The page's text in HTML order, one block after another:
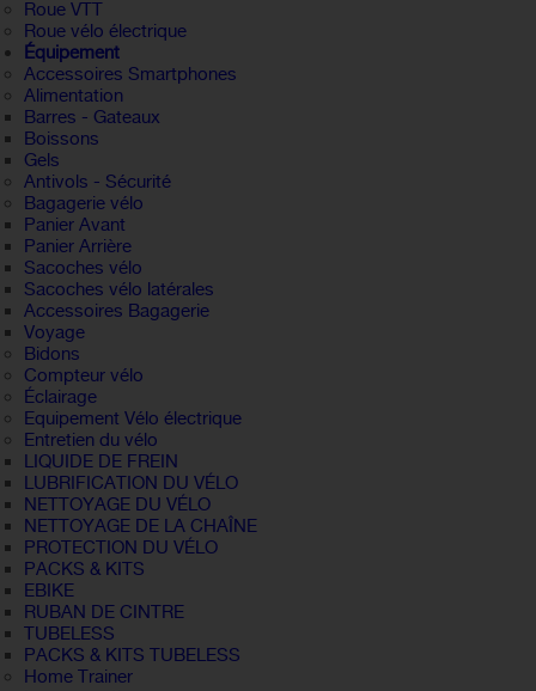
Roue VTT
Roue vélo électrique
Équipement
Accessoires Smartphones
Alimentation
Barres - Gateaux
Boissons
Gels
Antivols - Sécurité
Bagagerie vélo
Panier Avant
Panier Arrière
Sacoches vélo
Sacoches vélo latérales
Accessoires Bagagerie
Voyage
Bidons
Compteur vélo
Éclairage
Equipement Vélo électrique
Entretien du vélo
LIQUIDE DE FREIN
LUBRIFICATION DU VÉLO
NETTOYAGE DU VÉLO
NETTOYAGE DE LA CHAÎNE
PROTECTION DU VÉLO
PACKS & KITS
EBIKE
RUBAN DE CINTRE
TUBELESS
PACKS & KITS TUBELESS
Home Trainer